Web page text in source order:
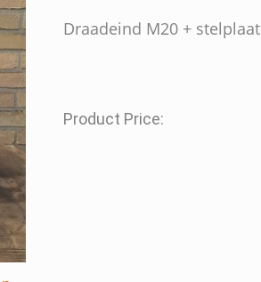
Draadeind M20 + stelplaat
Product Price: